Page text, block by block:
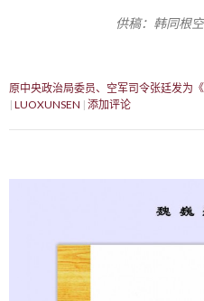
供稿：韩同根
原中央政治局委员、空军司令张廷发为
LUOXUNSEN 添加评论